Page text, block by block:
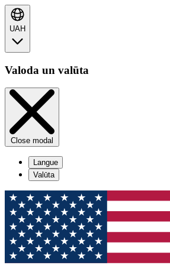
UAH
Valoda un valūta
Close modal
Langue
Valūta